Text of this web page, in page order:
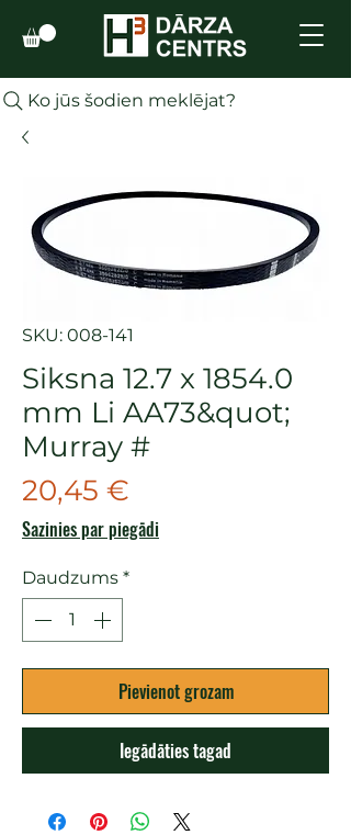
Ko jūs šodien meklējat?
SKU: 008-141
Siksna 12.7 x 1854.0
mm Li AA73&quot;
Murray #
20,45 €
Sazinies par piegādi
Daudzums *
Pievienot grozam
Iegādāties tagad